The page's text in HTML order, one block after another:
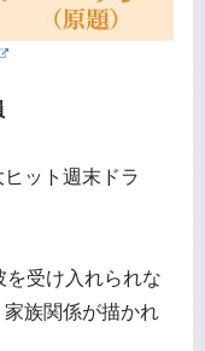
ット週末ドラ
を受け入れられな
族関係が描かれ